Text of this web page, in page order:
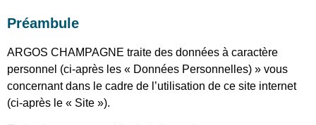
Préambule
ARGOS CHAMPAGNE traite des données à caractère
personnel (ci-après les « Données Personnelles) » vous
concernant dans le cadre de l’utilisation de ce site internet
(ci-après le « Site »).